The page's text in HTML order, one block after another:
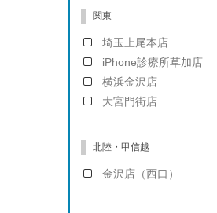
関東
埼玉上尾本店
iPhone診療所草加店
横浜金沢店
大宮門街店
北陸・甲信越
金沢店（西口）